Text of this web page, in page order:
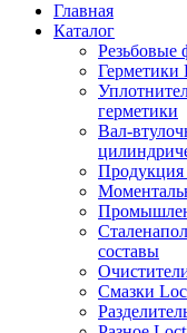
Главная
Каталог
Резьбовые
Герметики
герметики
Вал-
Продукция
составы
Смазки